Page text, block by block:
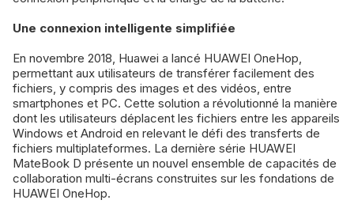
Une connexion intelligente simplifiée
En novembre 2018, Huawei a lancé HUAWEI OneHop,
permettant aux utilisateurs de transférer facilement des
fichiers, y compris des images et des vidéos, entre
smartphones et PC. Cette solution a révolutionné la manière
dont les utilisateurs déplacent les fichiers entre les appareils
Windows et Android en relevant le défi des transferts de
fichiers multiplateformes. La dernière série HUAWEI
MateBook D présente un nouvel ensemble de capacités de
collaboration multi-écrans construites sur les fondations de
HUAWEI OneHop.